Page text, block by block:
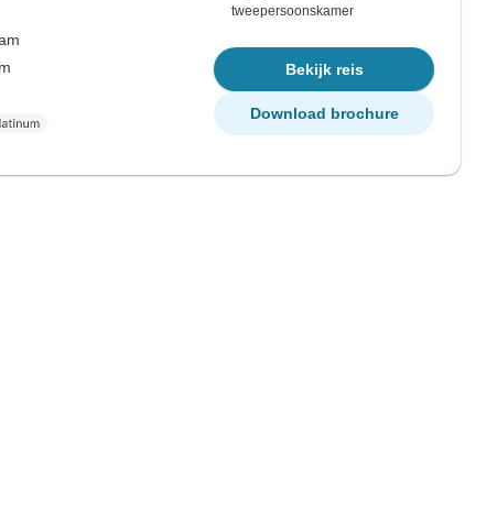
tweepersoonskamer
Bekijk reis
Download brochure